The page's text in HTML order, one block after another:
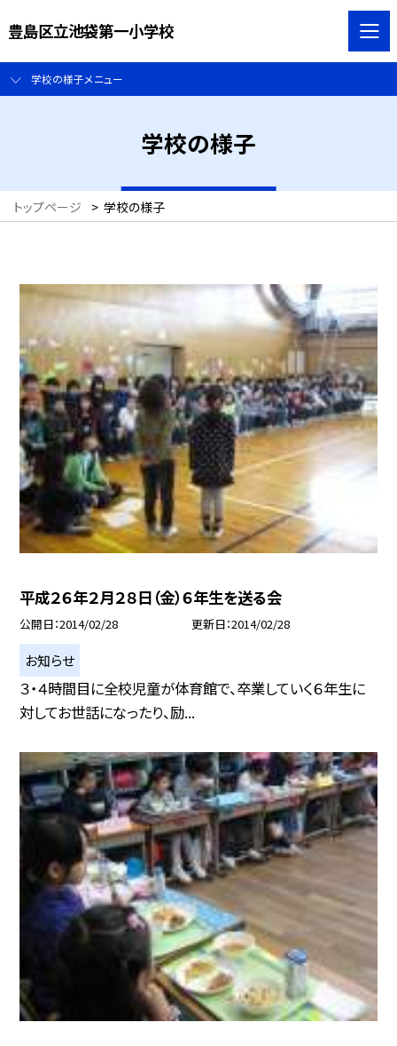
豊島区立池袋第一小学校
学校の様子メニュー
学校の様子
トップページ > 学校の様子
平成２６年２月２８日（金）６年生を送る会
公開日 2014/02/28 更新日 2014/02/28
お知らせ
３・４時間目に全校児童が体育館で、卒業していく６年生に
対してお世話になったり、励...